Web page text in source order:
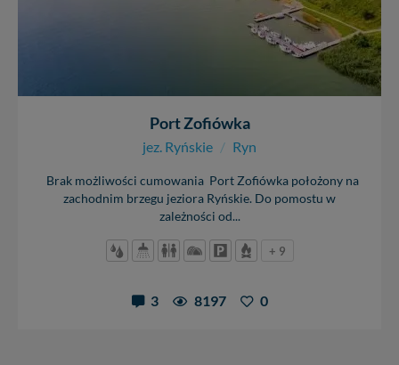
Port Zofiówka
jez. Ryńskie / Ryn
Brak możliwości cumowania Port Zofiówka położony na
zachodnim brzegu jeziora Ryńskie. Do pomostu w
zależności od...
+ 9
3 8197 0